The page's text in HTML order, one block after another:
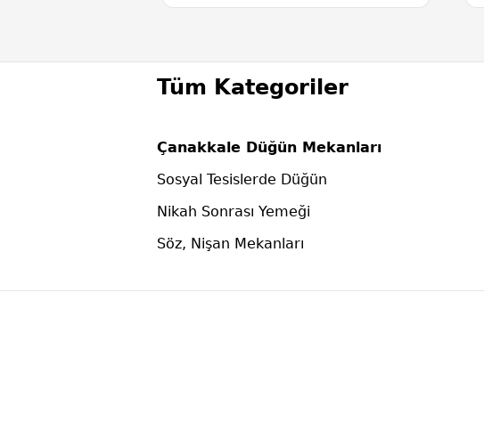
Tüm Kategoriler
Çanakkale Düğün Mekanları
Sosyal Tesislerde Düğün
Nikah Sonrası Yemeği
Söz, Nişan Mekanları